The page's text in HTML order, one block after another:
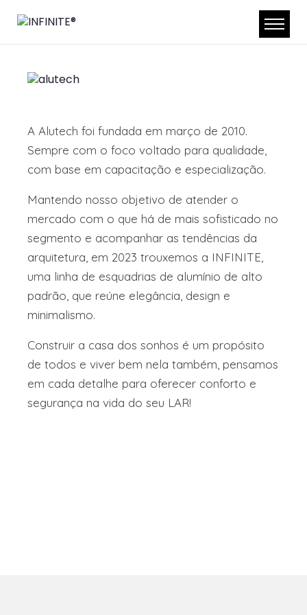
A Alutech foi fundada em março de 2010.
Sempre com o foco voltado para qualidade,
com base em capacitação e especialização.
Mantendo nosso objetivo de atender o
mercado com o que há de mais sofisticado no
segmento e acompanhar as tendências da
arquitetura, em 2023 trouxemos a INFINITE,
uma linha de esquadrias de alumínio de alto
padrão, que reúne elegância, design e
minimalismo.
Construir a casa dos sonhos é um propósito
de todos e viver bem nela também, pensamos
em cada detalhe para oferecer conforto e
segurança na vida do seu LAR!